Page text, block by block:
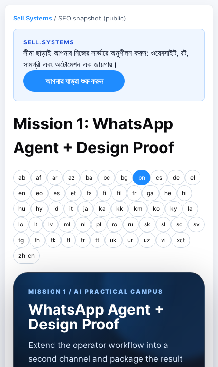
Sell.Systems / SEO snapshot (public)
SELL.SYSTEMS
সীমা ছাড়াই আপনার নিজের সার্ভারে অনুশীলন করুন: ওয়েবসাইট, বট,
সামগ্রী এবং অটোমেশন এক জায়গায়।
আপনার যাত্রা শুরু করুন
Mission 1: WhatsApp
Agent + Design Proof
ab af ar az ba be bg bn cs de el
en eo es et fa fi fil fr ga he hi
hu hy id it ja ka kk km ko ky la
lo lt lv ml nl pl ro ru sk sl sq sv
tg th tk tl tr tt uk ur uz vi xct
zh_cn
MISSION 1 / AI PRACTICAL CAMPUS
WhatsApp Agent +
Design Proof
Extend the operator workflow into a
second channel and package the result